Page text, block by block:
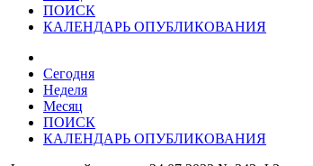
ПОИСК
КАЛЕНДАРЬ ОПУБЛИКОВАНИЯ
Сегодня
Неделя
Месяц
ПОИСК
КАЛЕНДАРЬ ОПУБЛИКОВАНИЯ